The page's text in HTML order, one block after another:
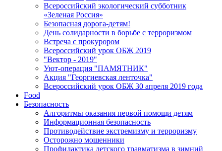
Всероссийский экологический субботник
«Зеленая Россия»
Безопасная дорога-детям!
День солидарности в борьбе с терроризмом
Встреча с прокурором
Всероссийский урок ОБЖ 2019
"Вектор - 2019"
Уют-операция "ПАМЯТНИК"
Акция "Георгиевская ленточка"
Всероссийский урок ОБЖ 30 апреля 2019 года
Food
Безопасность
Алгоритмы оказания первой помощи детям
Информационная безопасность
Противодействие экстремизму и терроризму
Осторожно мошенники
Профилактика детского травматизма в зимний